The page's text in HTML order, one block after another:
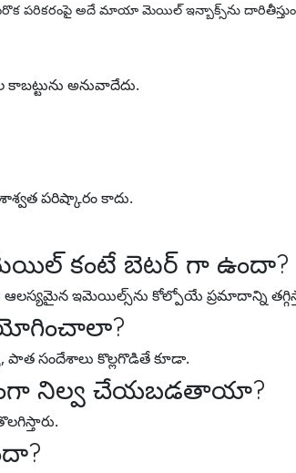
పరికరంపై అదే మాయా మెయిల్ ఇన్బాక్స్‌ను
అనువాదేదు.
పరిష్కారం కాదు.
కంటే బెటర్ గా ఉందా?
ఆలస్యమైన ఇమెయిల్స్‌ను కోల్పోయే ప్రమాదాన్ని
పాత సందేశాలు కొల్లగొడితే కూడా.
నిల్వ చేయబడతాయా?